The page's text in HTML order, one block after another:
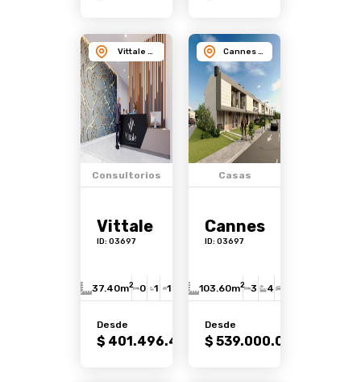
Consultorios
Vittale
ID: 03697
37.40m2 0 1 1
Desde
$ 401.496.480 Ver
Casas
Cannes
ID: 03697
103.60m2 3 4
Desde
$ 539.000.000